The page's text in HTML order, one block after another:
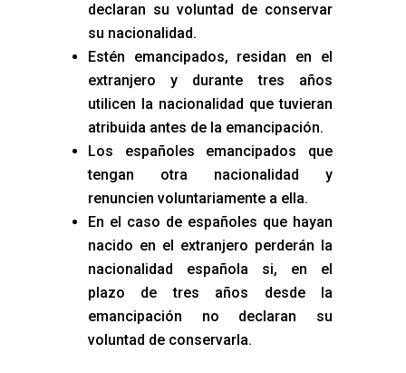
declaran su voluntad de conservar
su nacionalidad.
Estén emancipados, residan en el
extranjero y durante tres años
utilicen la nacionalidad que tuvieran
atribuida antes de la emancipación.
Los españoles emancipados que
tengan otra nacionalidad y
renuncien voluntariamente a ella.
En el caso de españoles que hayan
nacido en el extranjero perderán la
nacionalidad española si, en el
plazo de tres años desde la
emancipación no declaran su
voluntad de conservarla.